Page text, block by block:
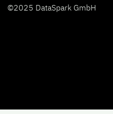
©2025 DataSpark GmbH